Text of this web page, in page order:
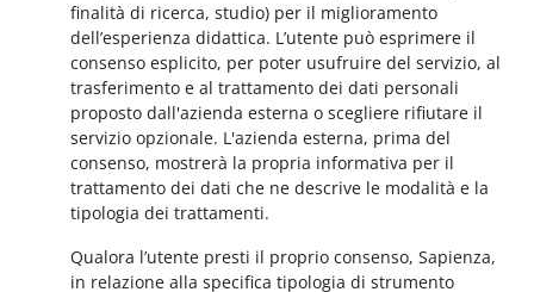
finalità di ricerca, studio) per il miglioramento
dell’esperienza didattica. L’utente può esprimere il
consenso esplicito, per poter usufruire del servizio, al
trasferimento e al trattamento dei dati personali
proposto dall'azienda esterna o scegliere rifiutare il
servizio opzionale. L'azienda esterna, prima del
consenso, mostrerà la propria informativa per il
trattamento dei dati che ne descrive le modalità e la
tipologia dei trattamenti.
Qualora l’utente presti il proprio consenso, Sapienza,
in relazione alla specifica tipologia di strumento